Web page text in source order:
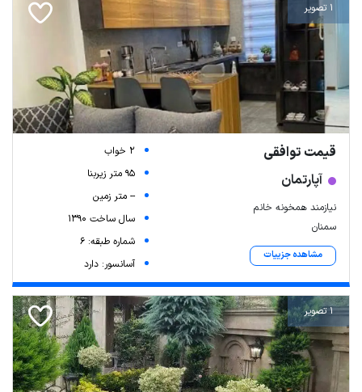
1 تصویر
قیمت توافقی
آپارتمان
نیازمند همخونه خانم
سمنان
مشاهده جزییات
2 خواب
95 متر زیربنا
-- متر زمین
سال ساخت 1390
شماره طبقه: 6
آسانسور: دارد
1 تصویر